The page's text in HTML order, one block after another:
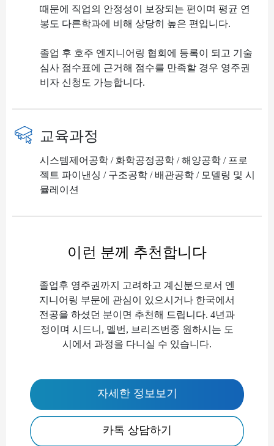
때문에 직업의 안정성이 보장되는 편이며 평균 연
봉도 다른학과에 비해 상당히 높은 편입니다.
졸업 후 호주 엔지니어링 협회에 등록이 되고 기술
심사 점수표에 근거해 점수를 만족할 경우 영주권
비자 신청도 가능합니다.
교육과정
시스템제어공학 / 화학공정공학 / 해양공학 / 프로
젝트 파이낸싱 / 구조공학 / 배관공학 / 모델링 및 시
뮬레이션
이런 분께 추천합니다
졸업후 영주권까지 고려하고 계신분으로서 엔
지니어링 부문에 관심이 있으시거나 한국에서
전공을 하셨던 분이면 추천해 드립니다. 4년과
정이며 시드니, 멜번, 브리즈번중 원하시는 도
시에서 과정을 다니실 수 있습니다.
자세한 정보보기
카톡 상담하기